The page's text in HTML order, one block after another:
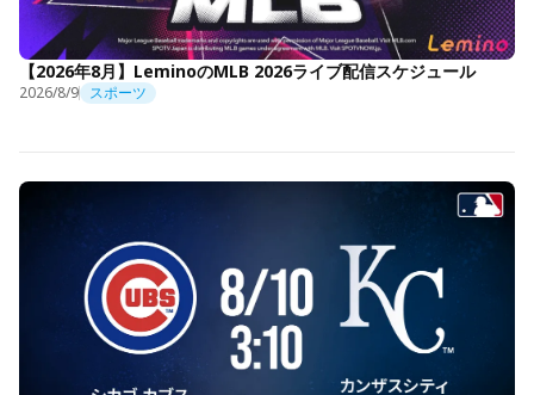
【2026年8月】LeminoのMLB 2026ライブ配信スケジュール
2026/8/9 スポーツ